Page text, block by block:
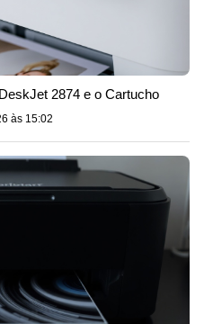
2874 e o Cartucho
às 15:02